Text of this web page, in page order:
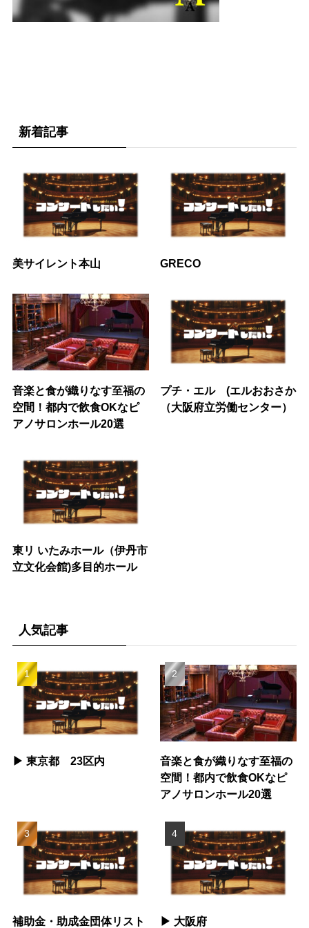
新着記事
美サイレント本山 GRECO
音楽と食が織りなす至福の
空間！都内で飲食OKなピ
アノサロンホール20選
プチ・エル (エルおおさか
（大阪府立労働センター）
東リ いたみホール（伊丹市
立文化会館)多目的ホール
人気記事
▶︎ 東京都 23区内
音楽と食が織りなす至福の
空間！都内で飲食OKなピ
アノサロンホール20選
補助金・助成金団体リスト ▶︎ 大阪府